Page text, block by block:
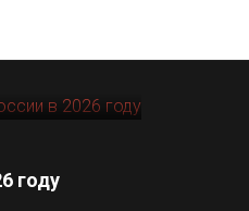
году